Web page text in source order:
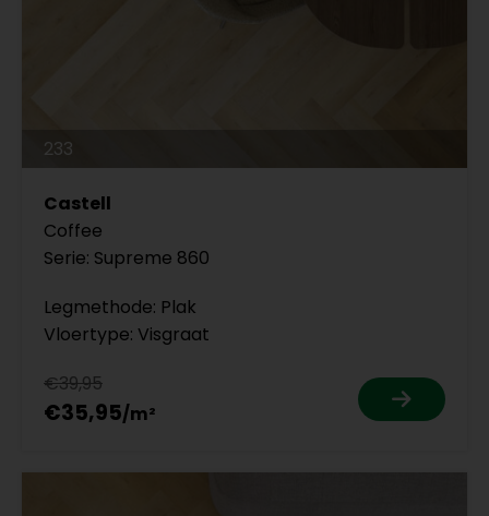
233
Castell
Coffee
Serie: Supreme 860
Legmethode: Plak
Vloertype: Visgraat
€39,95
€35,95